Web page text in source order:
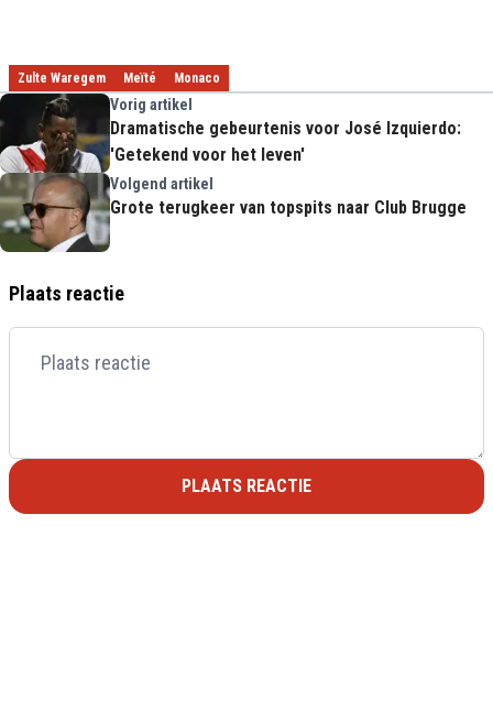
Zulte Waregem Meïté Monaco
Vorig artikel
Dramatische gebeurtenis voor José Izquierdo:
'Getekend voor het leven'
Volgend artikel
Grote terugkeer van topspits naar Club Brugge
Plaats reactie
PLAATS REACTIE